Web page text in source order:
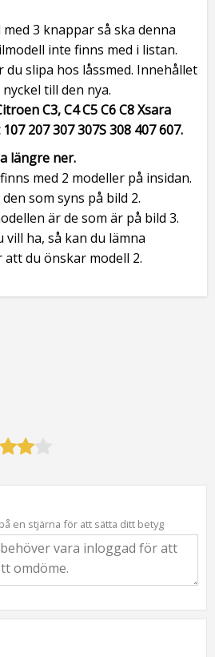
3 knappar så ska denna
inte finns med i listan.
du slipa hos låssmed. Innehållet
till den nya.
C3, C4 C5 C6 C8 Xsara
207 307 307S 308 407 607.
längre ner.
med 2 modeller på insidan.
som syns på bild 2.
är de som är på bild 3.
ha, så kan du lämna
att du önskar modell 2.
en stjärna för att sätta ditt betyg